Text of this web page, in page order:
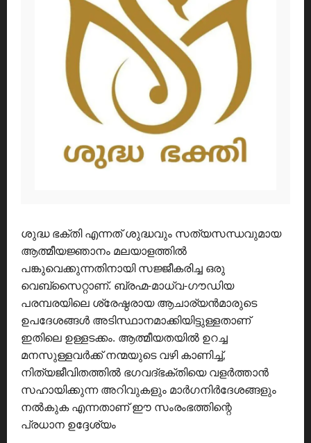
ശുദ്ധ ഭക്തി എന്നത് ശുദ്ധവും സത്യസന്ധവുമായ
ആത്മീയജ്ഞാനം മലയാളത്തിൽ
പങ്കുവെക്കുന്നതിനായി സജ്ജീകരിച്ച ഒരു
വെബ്സൈറ്റാണ്. ബ്രഹ്മ-മാധ്വ-ഗൗഡിയ
പരമ്പരയിലെ ശ്രേഷ്ഠരായ ആചാര്യൻമാരുടെ
ഉപദേശങ്ങൾ അടിസ്ഥാനമാക്കിയിട്ടുള്ളതാണ്
ഇതിലെ ഉള്ളടക്കം. ആത്മീയതയിൽ ഉറച്ച
മനസുള്ളവർക്ക് നന്മയുടെ വഴി കാണിച്ച്,
നിത്യജീവിതത്തിൽ ഭഗവദ്ഭക്തിയെ വളർത്താൻ
സഹായിക്കുന്ന അറിവുകളും മാർഗനിർദേശങ്ങളും
നൽകുക എന്നതാണ് ഈ സംരംഭത്തിന്റെ
പ്രധാന ഉദ്ദേശ്യം